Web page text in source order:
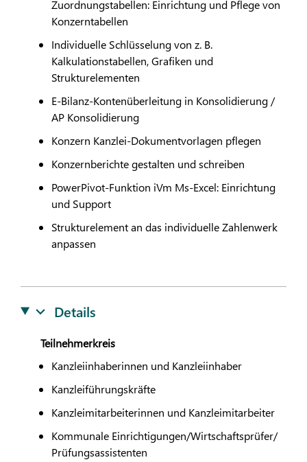
Zuordnungstabellen: Einrichtung und Pflege von
Konzerntabellen
Individuelle Schlüsselung von z. B.
Kalkulationstabellen, Grafiken und
Strukturelementen
E-Bilanz-Kontenüberleitung in Konsolidierung /
AP Konsolidierung
Konzern Kanzlei-Dokumentvorlagen pflegen
Konzernberichte gestalten und schreiben
PowerPivot-Funktion iVm Ms-Excel: Einrichtung
und Support
Strukturelement an das individuelle Zahlenwerk
anpassen
Details
Teilnehmerkreis
Kanzleiinhaberinnen und Kanzleiinhaber
Kanzleiführungskräfte
Kanzleimitarbeiterinnen und Kanzleimitarbeiter
Kommunale Einrichtigungen/Wirtschaftsprüfer/
Prüfungsassistenten